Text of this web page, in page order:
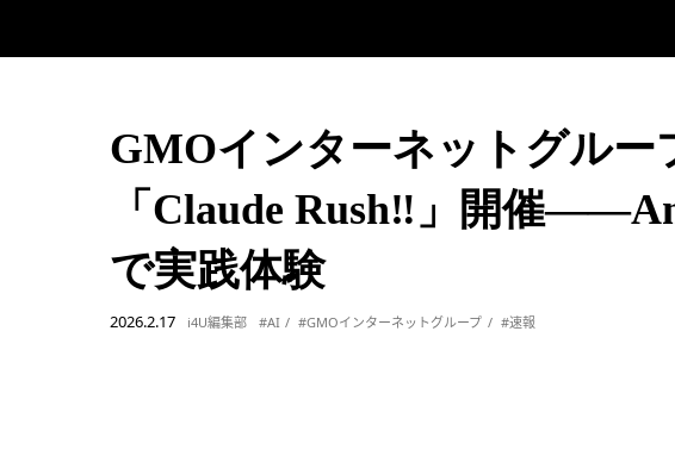
GMOインターネットグルー
「Claude Rush‼」開催
で実践体験
2026.2.17 i4U編集部 #AI #GMOインターネットグループ #速報